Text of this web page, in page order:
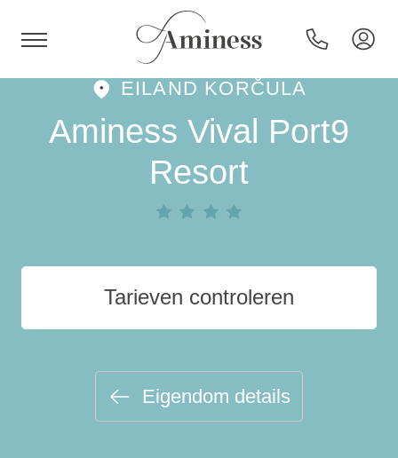
HR
Hotels en resorts
Campings
Bestemmingen
Vakantietypes
EILAND KORČULA
Aminess Vival Port9
Resort
Tarieven controleren
Eigendom details